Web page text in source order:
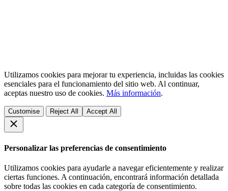
Utilizamos cookies para mejorar tu experiencia, incluidas las cookies
esenciales para el funcionamiento del sitio web. Al continuar,
aceptas nuestro uso de cookies. Más información.
Customise Reject All Accept All
Personalizar las preferencias de consentimiento
Utilizamos cookies para ayudarle a navegar eficientemente y realizar
ciertas funciones. A continuación, encontrará información detallada
sobre todas las cookies en cada categoría de consentimiento.